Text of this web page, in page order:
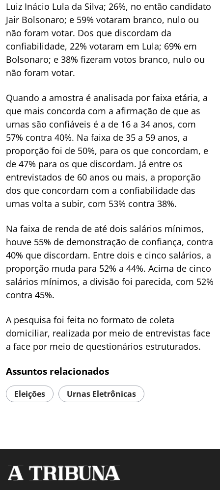
Luiz Inácio Lula da Silva; 26%, no então candidato
Jair Bolsonaro; e 59% votaram branco, nulo ou
não foram votar. Dos que discordam da
confiabilidade, 22% votaram em Lula; 69% em
Bolsonaro; e 38% fizeram votos branco, nulo ou
não foram votar.
Quando a amostra é analisada por faixa etária, a
que mais concorda com a afirmação de que as
urnas são confiáveis é a de 16 a 34 anos, com
57% contra 40%. Na faixa de 35 a 59 anos, a
proporção foi de 50%, para os que concordam, e
de 47% para os que discordam. Já entre os
entrevistados de 60 anos ou mais, a proporção
dos que concordam com a confiabilidade das
urnas volta a subir, com 53% contra 38%.
Na faixa de renda de até dois salários mínimos,
houve 55% de demonstração de confiança, contra
40% que discordam. Entre dois e cinco salários, a
proporção muda para 52% a 44%. Acima de cinco
salários mínimos, a divisão foi parecida, com 52%
contra 45%.
A pesquisa foi feita no formato de coleta
domiciliar, realizada por meio de entrevistas face
a face por meio de questionários estruturados.
Assuntos relacionados
Eleições Urnas Eletrônicas